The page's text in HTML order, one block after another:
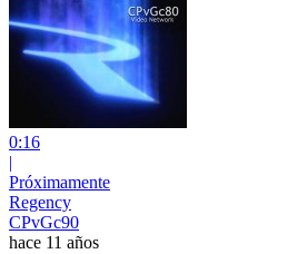
0:16
|
Próximamente
Regency
CPvGc90
hace 11 años